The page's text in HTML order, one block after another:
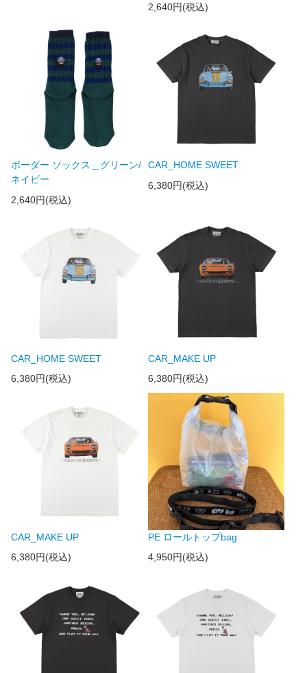
2,640円(税込)
ボーダー ソックス＿グリーン/
ネイビー
2,640円(税込)
CAR_HOME SWEET
6,380円(税込)
CAR_HOME SWEET
6,380円(税込)
CAR_MAKE UP
6,380円(税込)
CAR_MAKE UP
6,380円(税込)
PE ロールトップbag
4,950円(税込)